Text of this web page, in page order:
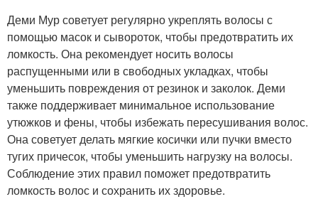
Деми Мур советует регулярно укреплять волосы с
помощью масок и сывороток, чтобы предотвратить их
ломкость. Она рекомендует носить волосы
распущенными или в свободных укладках, чтобы
уменьшить повреждения от резинок и заколок. Деми
также поддерживает минимальное использование
утюжков и фены, чтобы избежать пересушивания волос.
Она советует делать мягкие косички или пучки вместо
тугих причесок, чтобы уменьшить нагрузку на волосы.
Соблюдение этих правил поможет предотвратить
ломкость волос и сохранить их здоровье.